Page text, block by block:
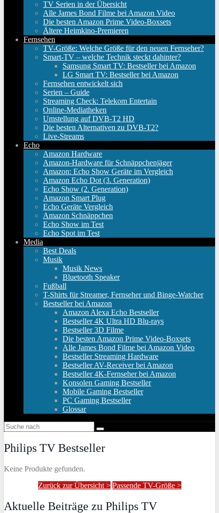
TV Serien in der Übersicht
Alle James Bond Filme bei Amazon Video
Die besten Amazon Prime Video-Boxsets
Ältere Heimkino-Premieren
Fernsehen
TV-Größe: Welche Größe für den neuen Fernseher?
Smart-TV – welche Technik steckt dahinter?
Samsung Smart TV: Bestseller bei Amazon
LG Smart TV: Bestseller bei Amazon
Fernsehen entwickelt sich
Serien – Guide
Streaming Check: Telekom Entertain
Online-Mediatheken
Umstellung auf DVB-T2 HD
Die besten Alternativen zu DVB-T2?
Live-Streams
Echo
Amazon Hardware
Amazon-Hardware für Schnäppchenjäger
Amazon: Echo Show Geräte im Vergleich
Amazon Echo Dot (3. Generation)
Echo Show (2. Generation)
Amazon Smart Plug
Echo Geräte Vergleich
Amazon Schnäppchen
Echo Show im Test
Echo Spot im Test
Media
Best Deals
Musik
Musik News
Bluetooth Speaker
Fußball
T-Shirts für Streamer, Fernseher und Binge-Watcher
Bestseller bei Amazon
Amazon Alexa Echo Bestseller
Bestseller 4K Ultra HD Blu-rays
Bestseller 3D Filme
Die besten Amazon Prime Video-Boxsets
Alle James Bond Filme bei Amazon Video
Bestseller Streaming Hardware
Bestseller AV-Receiver bei Amazon
Bestseller 4K-Fernseher bei Amazon
Konsolen Gaming Bestseller
Mobile Gaming Bestseller
PC Gaming Bestseller
Glossar
Philips TV Bestseller
Keine Produkte gefunden.
Zurück zur Übersicht > Passende TV-Größe >
Aktuelle Beiträge zu Philips TV